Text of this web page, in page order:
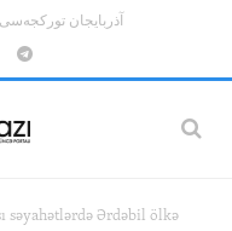
آذربایجان
Telegram
səyahətlərdə Ərdəbil ölkə